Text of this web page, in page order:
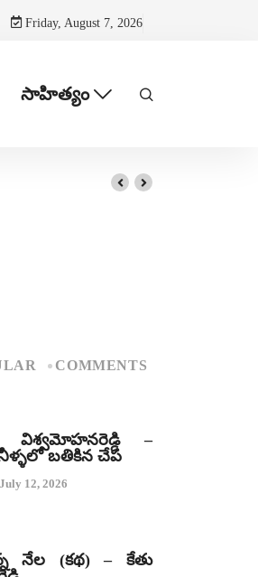
Friday, August 7, 2026
సాహిత్యం
COMMENTS
విశ్వమోహనరెడ్డి –
బతికిన చేప
12, 2026
నేల (కథ) – కేతు